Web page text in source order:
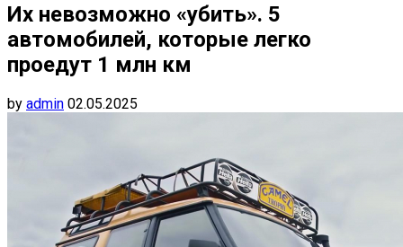
Их невозможно «убить». 5
автомобилей, которые легко
проедут 1 млн км
by admin 02.05.2025